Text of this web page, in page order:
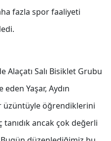
fazla spor faaliyeti
Salı Bisiklet Grubu
Yaşar, Aydın
üzüntüyle öğrendiklerini
ancak çok değerli